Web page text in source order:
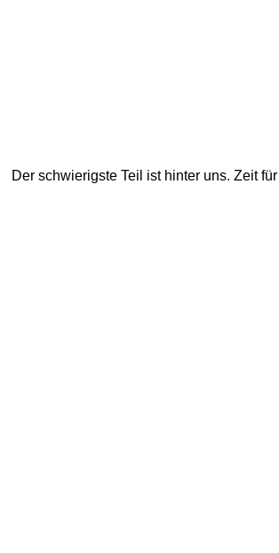
Der schwierigste Teil ist hinter uns. Zeit